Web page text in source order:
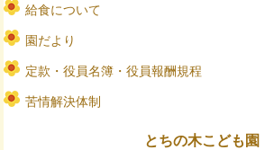
給食について
園だより
定款・役員名簿・役員報酬規程
苦情解決体制
とちの木こども園